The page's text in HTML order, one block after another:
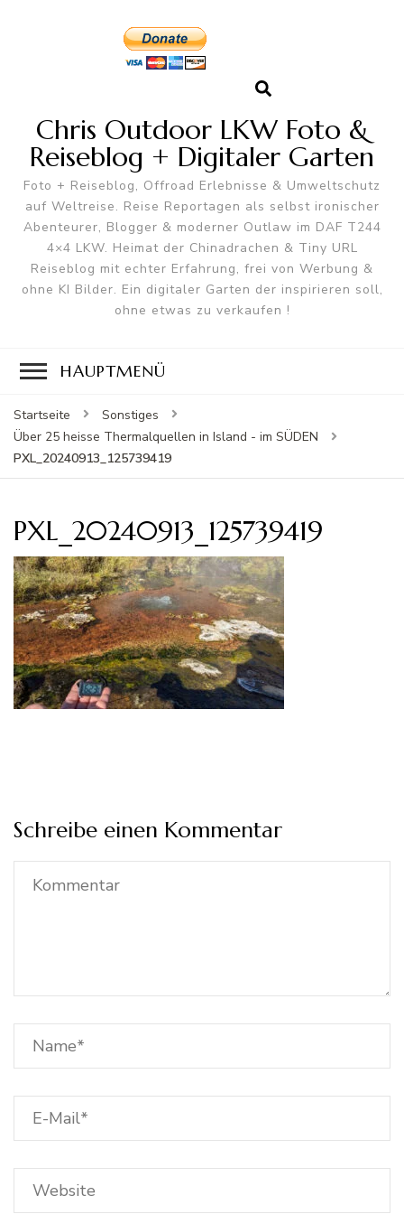
Chris Outdoor LKW Foto &
Reiseblog + Digitaler Garten
Foto + Reiseblog, Offroad Erlebnisse & Umweltschutz
auf Weltreise. Reise Reportagen als selbst ironischer
Abenteurer, Blogger & moderner Outlaw im DAF T244
4×4 LKW. Heimat der Chinadrachen & Tiny URL
Reiseblog mit echter Erfahrung, frei von Werbung &
ohne KI Bilder. Ein digitaler Garten der inspirieren soll,
ohne etwas zu verkaufen !
HAUPTMENÜ
Startseite
Sonstiges
Über 25 heisse Thermalquellen in Island - im SÜDEN
PXL_20240913_125739419
PXL_20240913_125739419
Schreibe einen Kommentar